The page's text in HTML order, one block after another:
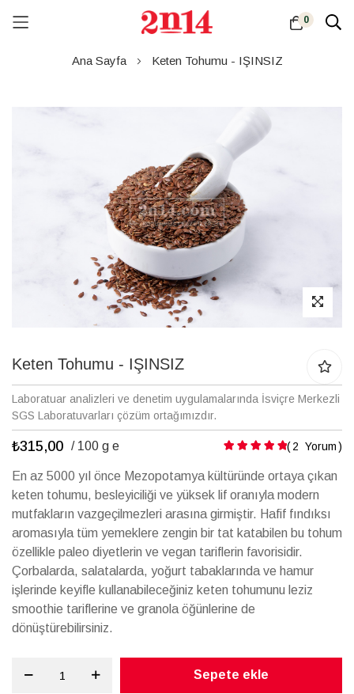
0
Ana Sayfa Keten Tohumu - IŞINSIZ
galerisinin
atla
Keten Tohumu - IŞINSIZ
Laboratuar analizleri ve denetim uygulamalarında İsviçre Merkezli
SGS Laboratuvarları çözüm ortağımızdır.
₺315,00 / 100 g e Puanlama: 2 Yorum
En az 5000 yıl önce Mezopotamya kültüründe ortaya çıkan
keten tohumu, besleyiciliği ve yüksek lif oranıyla modern
mutfakların vazgeçilmezleri arasına girmiştir. Hafif fındıksı
aromasıyla tüm yemeklere zengin bir tat katabilen bu tohum
özellikle paleo diyetlerin ve vegan tariflerin favorisidir.
Çorbalarda, salatalarda, yoğurt tabaklarında ve hamur
işlerinde keyifle kullanabileceğiniz keten tohumunu leziz
smoothie tariflerine ve granola öğünlerine de
dönüştürebilirsiniz.
Sepete ekle